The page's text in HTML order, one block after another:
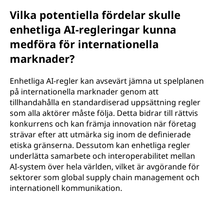
Vilka potentiella fördelar skulle
enhetliga AI-regleringar kunna
medföra för internationella
marknader?
Enhetliga AI-regler kan avsevärt jämna ut spelplanen
på internationella marknader genom att
tillhandahålla en standardiserad uppsättning regler
som alla aktörer måste följa. Detta bidrar till rättvis
konkurrens och kan främja innovation när företag
strävar efter att utmärka sig inom de definierade
etiska gränserna. Dessutom kan enhetliga regler
underlätta samarbete och interoperabilitet mellan
AI-system över hela världen, vilket är avgörande för
sektorer som global supply chain management och
internationell kommunikation.